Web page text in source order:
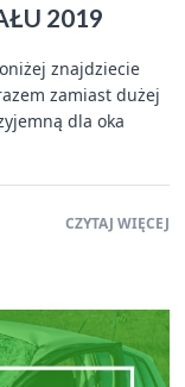
2019
znajdziecie
zamiast dużej
dla oka
CZYTAJ WIĘCEJ